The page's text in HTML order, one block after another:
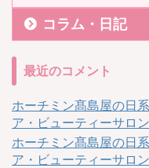
コラム・日記
最近のコメント
ホーチミン髙島屋の日
ア・ビューティーサロン
ホーチミン髙島屋の日
ア・ビューティーサロン